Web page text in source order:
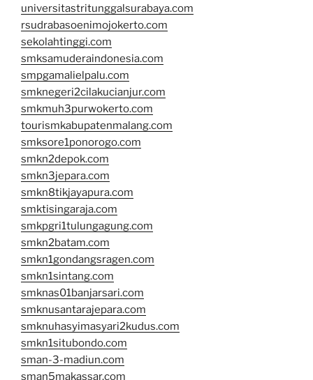
universitastritunggalsurabaya.com
rsudrabasoenimojokerto.com
sekolahtinggi.com
smksamuderaindonesia.com
smpgamalielpalu.com
smknegeri2cilakucianjur.com
smkmuh3purwokerto.com
tourismkabupatenmalang.com
smksore1ponorogo.com
smkn2depok.com
smkn3jepara.com
smkn8tikjayapura.com
smktisingaraja.com
smkpgri1tulungagung.com
smkn2batam.com
smkn1gondangsragen.com
smkn1sintang.com
smknas01banjarsari.com
smknusantarajepara.com
smknuhasyimasyari2kudus.com
smkn1situbondo.com
sman-3-madiun.com
sman5makassar.com